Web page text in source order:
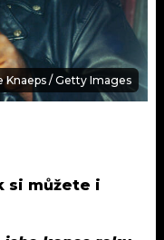
Knaeps / Getty Images
si můžete i